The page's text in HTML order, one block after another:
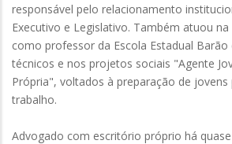
responsável pelo relacionamento
Executivo e Legislativo. Também atuou na
como professor da Escola Estadual Barão
técnicos e nos projetos sociais "Agente
Própria", voltados à preparação de
trabalho.
Advogado com escritório próprio há